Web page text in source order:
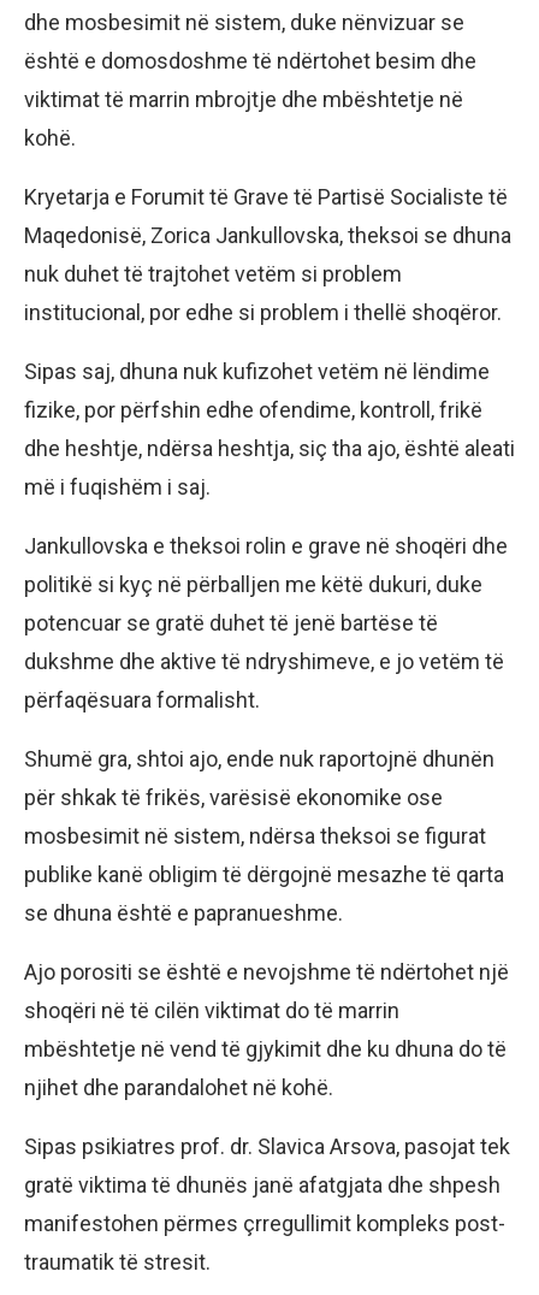
dhe mosbesimit në sistem, duke nënvizuar se
është e domosdoshme të ndërtohet besim dhe
viktimat të marrin mbrojtje dhe mbështetje në
kohë.
Kryetarja e Forumit të Grave të Partisë Socialiste të
Maqedonisë, Zorica Jankullovska, theksoi se dhuna
nuk duhet të trajtohet vetëm si problem
institucional, por edhe si problem i thellë shoqëror.
Sipas saj, dhuna nuk kufizohet vetëm në lëndime
fizike, por përfshin edhe ofendime, kontroll, frikë
dhe heshtje, ndërsa heshtja, siç tha ajo, është aleati
më i fuqishëm i saj.
Jankullovska e theksoi rolin e grave në shoqëri dhe
politikë si kyç në përballjen me këtë dukuri, duke
potencuar se gratë duhet të jenë bartëse të
dukshme dhe aktive të ndryshimeve, e jo vetëm të
përfaqësuara formalisht.
Shumë gra, shtoi ajo, ende nuk raportojnë dhunën
për shkak të frikës, varësisë ekonomike ose
mosbesimit në sistem, ndërsa theksoi se figurat
publike kanë obligim të dërgojnë mesazhe të qarta
se dhuna është e papranueshme.
Ajo porositi se është e nevojshme të ndërtohet një
shoqëri në të cilën viktimat do të marrin
mbështetje në vend të gjykimit dhe ku dhuna do të
njihet dhe parandalohet në kohë.
Sipas psikiatres prof. dr. Slavica Arsova, pasojat tek
gratë viktima të dhunës janë afatgjata dhe shpesh
manifestohen përmes çrregullimit kompleks post-
traumatik të stresit.